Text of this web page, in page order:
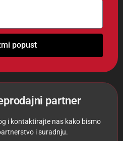
popust
partner
i kontaktirajte nas kako bismo
i suradnju.